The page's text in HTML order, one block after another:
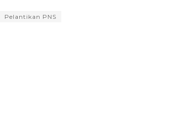
Pelantikan PNS